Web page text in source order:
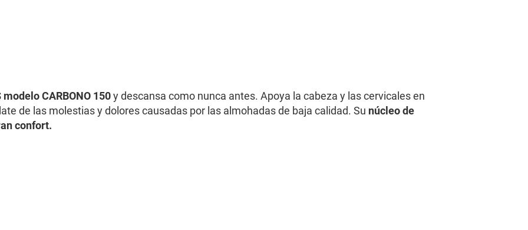
CARBONO 150y descansa como nunca antes. Apoya la cabeza y las cervicales en
de las molestias y dolores causadas por las almohadas de baja calidad. Su núcleo de
confort.